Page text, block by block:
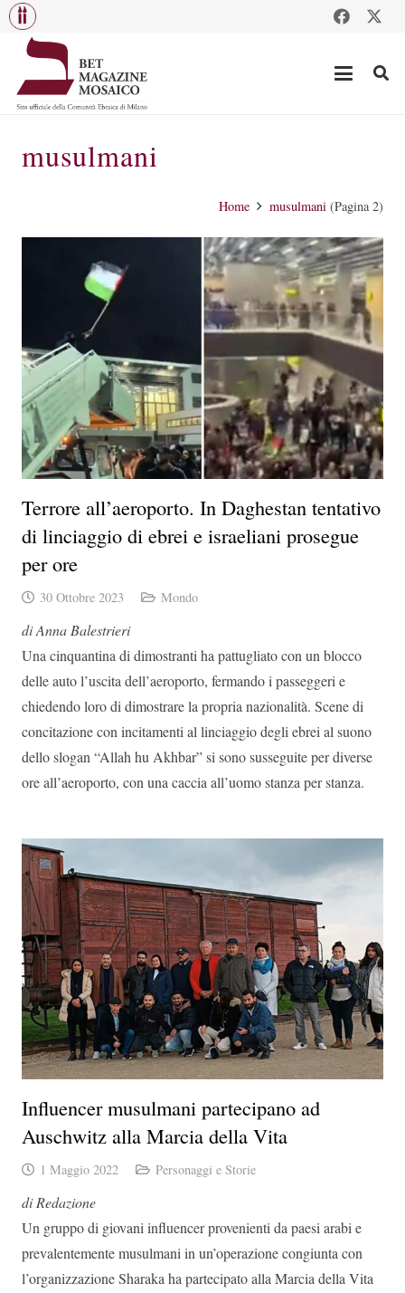
musulmani
Home musulmani (Pagina 2)
Terrore all’aeroporto. In Daghestan tentativo
di linciaggio di ebrei e israeliani prosegue
per ore
30 Ottobre 2023 Mondo
di Anna Balestrieri
Una cinquantina di dimostranti ha pattugliato con un blocco
delle auto l’uscita dell’aeroporto, fermando i passeggeri e
chiedendo loro di dimostrare la propria nazionalità. Scene di
concitazione con incitamenti al linciaggio degli ebrei al suono
dello slogan “Allah hu Akhbar” si sono susseguite per diverse
ore all’aeroporto, con una caccia all’uomo stanza per stanza.
Influencer musulmani partecipano ad
Auschwitz alla Marcia della Vita
1 Maggio 2022 Personaggi e Storie
di Redazione
Un gruppo di giovani influencer provenienti da paesi arabi e
prevalentemente musulmani in un’operazione congiunta con
l’organizzazione Sharaka ha partecipato alla Marcia della Vita